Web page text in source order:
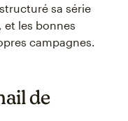
sa série
et les bonnes
campagnes.
de